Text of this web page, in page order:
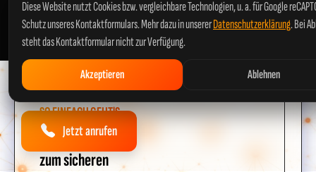
Jetzt anrufen
SO EINFACH GEHT'S
In 4 Schritten
zum sicheren
Diese Website nutzt Cookies bzw. vergleichbare Technologien, u. a. für Google
Schutz unseres Kontaktformulars. Mehr dazu in unsererDatenschutzerklärung. Bei
steht das Kontaktformular nicht zur Verfügung.
Akzeptieren Ablehnen